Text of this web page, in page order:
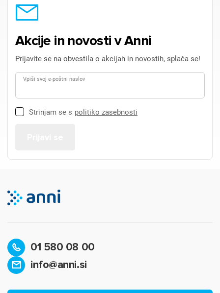
Akcije in novosti v Anni
Prijavite se na obvestila o akcijah in novostih, splača se!
Vpiši svoj e-poštni naslov
Strinjam se s politiko zasebnosti
01 580 08 00
info@anni.si
Za dodajanje na seznam želja morate biti prijavljeni.